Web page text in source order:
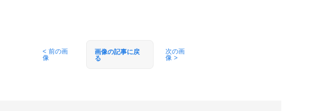
< 前の画
像
画像の記事に戻
る
次の画
像 >